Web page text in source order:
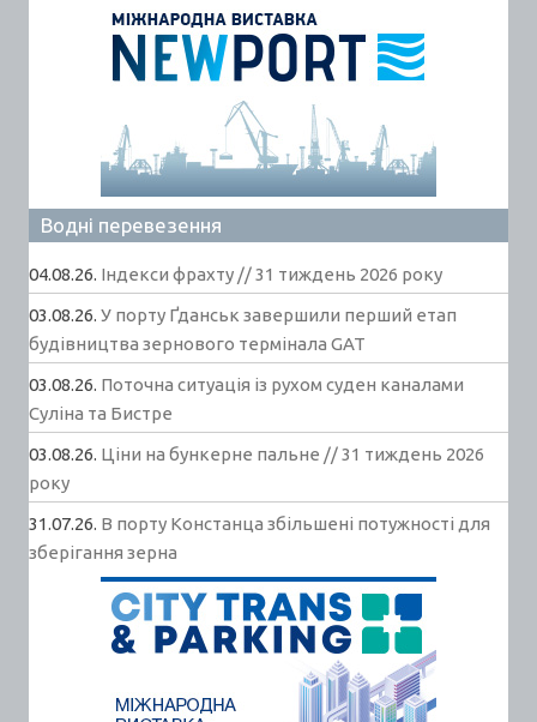
Водні перевезення
04.08.26. Індекси фрахту // 31 тиждень 2026 року
03.08.26. У порту Ґданськ завершили перший етап
будівництва зернового термінала GAT
03.08.26. Поточна ситуація із рухом суден каналами
Суліна та Бистре
03.08.26. Ціни на бункерне пальне // 31 тиждень 2026
року
31.07.26. В порту Констанца збільшені потужності для
зберігання зерна